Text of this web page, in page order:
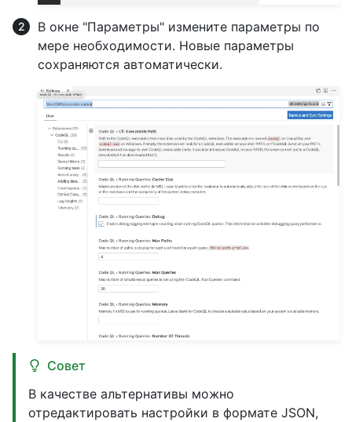
В окне "Параметры" измените параметры по
мере необходимости. Новые параметры
сохраняются автоматически.
Совет
В качестве альтернативы можно
отредактировать настройки в формате JSON,